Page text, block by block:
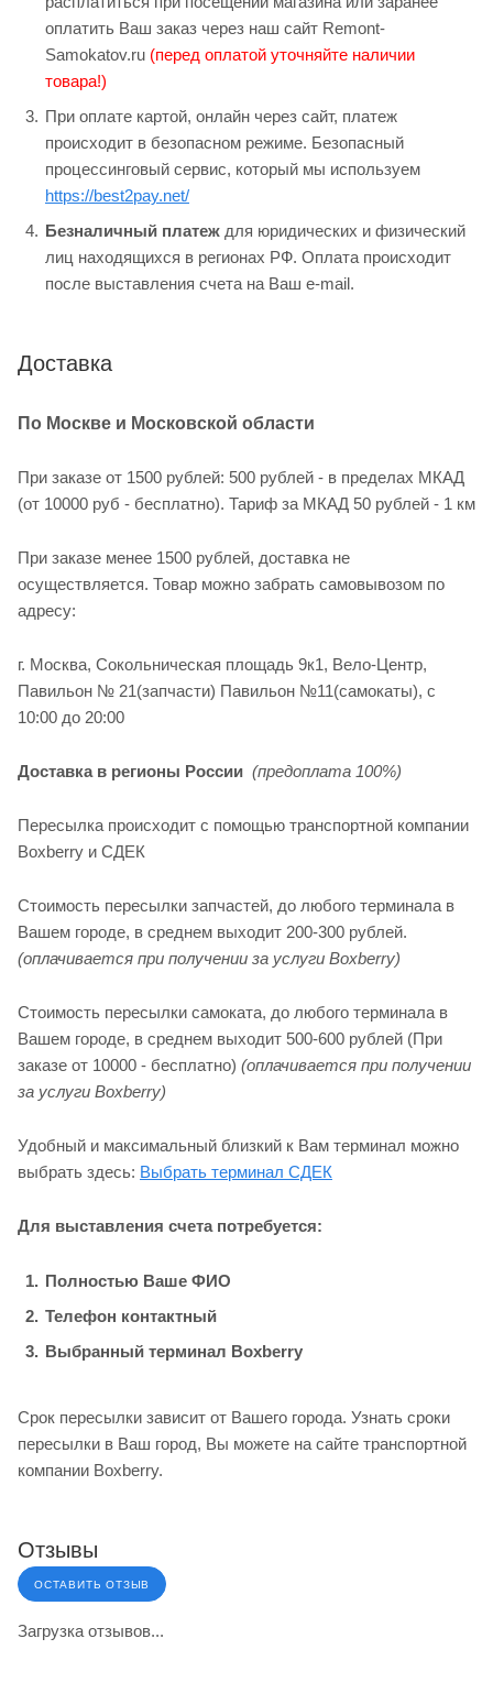
оплатить Ваш заказ через наш сайт Remont-
Samokatov.ru (перед оплатой уточняйте наличии
товара!)
При оплате картой, онлайн через сайт, платеж
происходит в безопасном режиме. Безопасный
процессинговый сервис, который мы используем
https://best2pay.net/
Безналичный платеж для юридических и физический
лиц находящихся в регионах РФ. Оплата происходит
после выставления счета на Ваш e-mail.
Доставка
По Москве и Московской области
При заказе от 1500 рублей: 500 рублей - в пределах МКАД
(от 10000 руб - бесплатно). Тариф за МКАД 50 рублей - 1 км
При заказе менее 1500 рублей, доставка не
осуществляется. Товар можно забрать самовывозом по
адресу:
г. Москва, Сокольническая площадь 9к1, Вело-Центр,
Павильон № 21(запчасти) Павильон №11(cамокаты), с
10:00 до 20:00
Доставка в регионы России (предоплата 100%)
Пересылка происходит с помощью транспортной компании
Boxberry и СДЕК
Стоимость пересылки запчастей, до любого терминала в
Вашем городе, в среднем выходит 200-300 рублей.
(оплачивается при получении за услуги Boxberry)
Стоимость пересылки самоката, до любого терминала в
Вашем городе, в среднем выходит 500-600 рублей (При
заказе от 10000 - бесплатно) (оплачивается при получении
за услуги Boxberry)
Удобный и максимальный близкий к Вам терминал можно
выбрать здесь: Выбрать терминал СДЕК
Для выставления счета потребуется:
Полностью Ваше ФИО
Телефон контактный
Выбранный терминал Boxberry
Срок пересылки зависит от Вашего города. Узнать сроки
пересылки в Ваш город, Вы можете на сайте транспортной
компании Boxberry.
Отзывы
ОСТАВИТЬ ОТЗЫВ
Загрузка отзывов...